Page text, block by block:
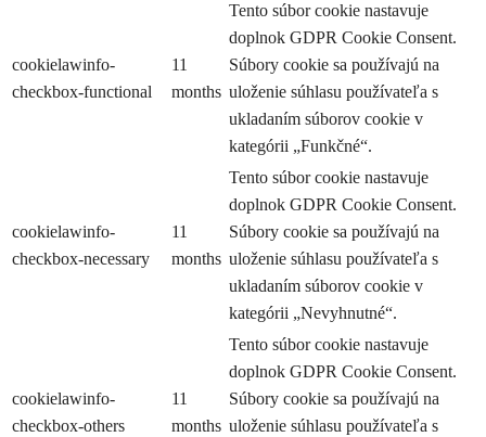
cookielawinfo-
checkbox-functional
11
months
Tento súbor cookie nastavuje
doplnok GDPR Cookie Consent.
Súbory cookie sa používajú na
uloženie súhlasu používateľa s
ukladaním súborov cookie v
kategórii „Funkčné“.
cookielawinfo-
checkbox-necessary
11
months
Tento súbor cookie nastavuje
doplnok GDPR Cookie Consent.
Súbory cookie sa používajú na
uloženie súhlasu používateľa s
ukladaním súborov cookie v
kategórii „Nevyhnutné“.
cookielawinfo-
checkbox-others
11
months
Tento súbor cookie nastavuje
doplnok GDPR Cookie Consent.
Súbory cookie sa používajú na
uloženie súhlasu používateľa s